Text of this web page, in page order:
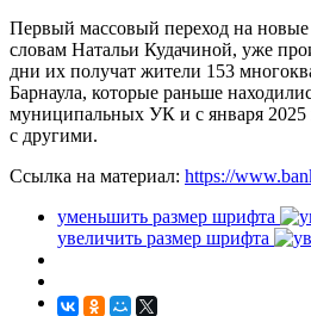
Первый массовый переход на
словам Натальи Кудачиной, уже
дни их получат жители 153
Барнаула, которые раньше
муниципальных УК и с января 2025
с другими.
Ссылка на материал: https://
уменьшить размер шрифта
увеличить размер шрифта